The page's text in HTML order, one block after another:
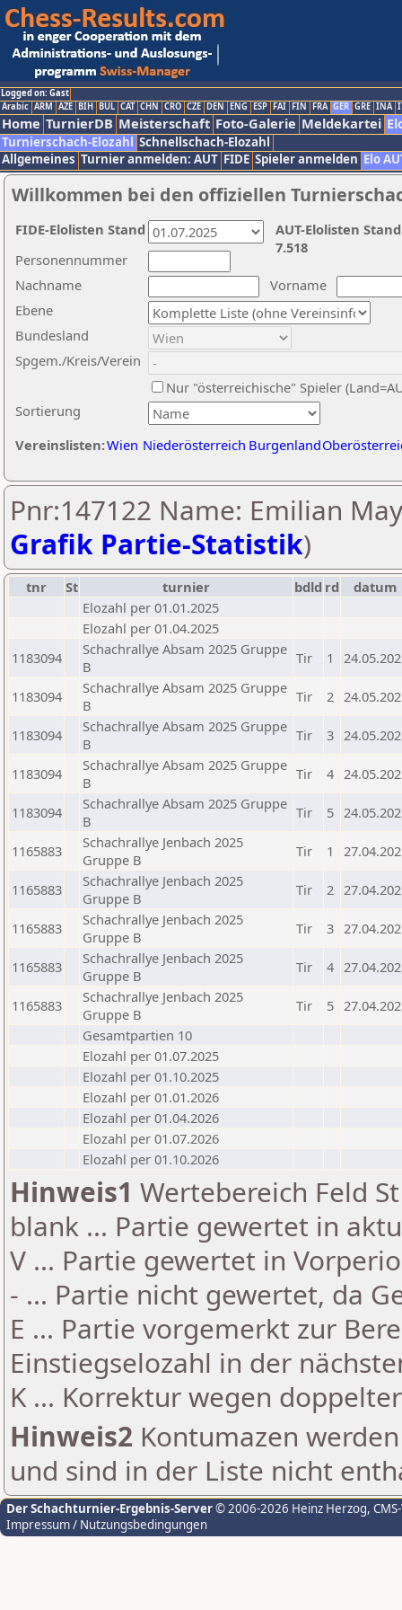
Logged on: Gast
Arabic ARM AZE BIH BUL CAT CHN CRO CZE DEN ENG ESP FAI FIN FRA GER GRE INA
Home TurnierDB Meisterschaft Foto-Galerie Meldekartei
Turnierschach-Elozahl Schnellschach-Elozahl
Allgemeines Turnier anmelden: AUT FIDE Spieler anmelden Elo
Willkommen bei den offiziellen
Nachname
Vorname
Ebene
Sortierung
Personennummer
Bundesland
Spgem./Kreis/Verein
Nur "österreichische" Spieler
Vereinslisten:Wien Niederösterreich Burgenland
AUT-Elolisten
7.518
FIDE-Elolisten Stand
Pnr:147122 Name: Emilian
Grafik Partie-Statistik)
tnr St turnier bdld rd
datum
Elozahl per 01.01.2025
Elozahl per 01.04.2025
1183094
Schachrallye Absam 2025 Gruppe
B
Tir 1
1183094
Schachrallye Absam 2025 Gruppe
B
Tir 2
1183094
Schachrallye Absam 2025 Gruppe
B
Tir 3
1183094
Schachrallye Absam 2025 Gruppe
B
Tir 4
1183094
Schachrallye Absam 2025 Gruppe
B
Tir 5
1165883
Schachrallye Jenbach 2025
Gruppe B
Tir 1
1165883
Schachrallye Jenbach 2025
Gruppe B
Tir 2
1165883
Schachrallye Jenbach 2025
Gruppe B
Tir 3
1165883
Schachrallye Jenbach 2025
Gruppe B
Tir 4
1165883
Schachrallye Jenbach 2025
Gruppe B
Tir 5
Gesamtpartien 10
Elozahl per 01.07.2025
Elozahl per 01.10.2025
Elozahl per 01.01.2026
Elozahl per 01.04.2026
Elozahl per 01.07.2026
Elozahl per 01.10.2026
Hinweis1 Wertebereich Feld
blank ... Partie gewertet in
V ... Partie gewertet in
- ... Partie nicht gewertet, da
E ... Partie vorgemerkt zur
Einstiegselozahl in der
K ... Korrektur wegen
Hinweis2 Kontumazen
und sind in der Liste nicht
Der Schachturnier-Ergebnis-Server© 2006-2026 Heinz Herzog,
Impressum / Nutzungsbedingungen